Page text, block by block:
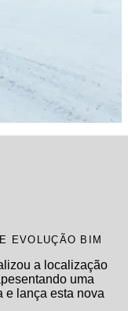
EVOLUÇÃO BIM
a localização
uma
e lança esta nova